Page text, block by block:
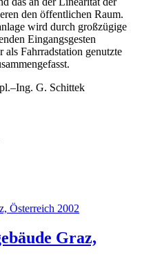
den öffentlichen Raum.
wird durch großzügige
Eingangsgesten
Fahrradstation genutzte
–Ing. G. Schittek
Graz,